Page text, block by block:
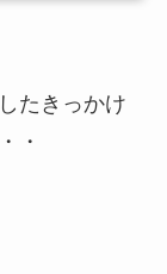
たきっかけ
・